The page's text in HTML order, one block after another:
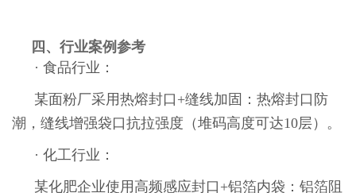
四、行业案例参考
· 食品行业：
某面粉厂采用热熔封口+缝线加固：热熔封口防
潮，缝线增强袋口抗拉强度（堆码高度可达10层）。
· 化工行业：
某化肥企业使用高频感应封口+铝箔内袋：铝箔阻